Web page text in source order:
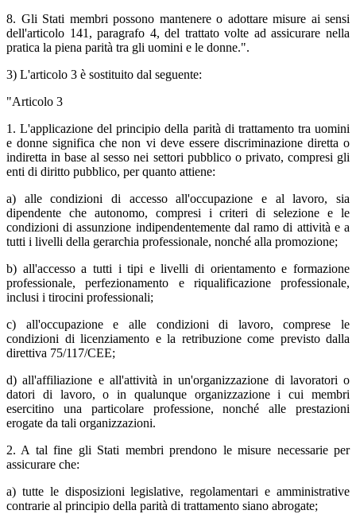
8. Gli Stati membri possono mantenere o adottare misure ai sensi
dell'articolo 141, paragrafo 4, del trattato volte ad assicurare nella
pratica la piena parità tra gli uomini e le donne.".
3) L'articolo 3 è sostituito dal seguente:
"Articolo 3
1. L'applicazione del principio della parità di trattamento tra uomini
e donne significa che non vi deve essere discriminazione diretta o
indiretta in base al sesso nei settori pubblico o privato, compresi gli
enti di diritto pubblico, per quanto attiene:
a) alle condizioni di accesso all'occupazione e al lavoro, sia
dipendente che autonomo, compresi i criteri di selezione e le
condizioni di assunzione indipendentemente dal ramo di attività e a
tutti i livelli della gerarchia professionale, nonché alla promozione;
b) all'accesso a tutti i tipi e livelli di orientamento e formazione
professionale, perfezionamento e riqualificazione professionale,
inclusi i tirocini professionali;
c) all'occupazione e alle condizioni di lavoro, comprese le
condizioni di licenziamento e la retribuzione come previsto dalla
direttiva 75/117/CEE;
d) all'affiliazione e all'attività in un'organizzazione di lavoratori o
datori di lavoro, o in qualunque organizzazione i cui membri
esercitino una particolare professione, nonché alle prestazioni
erogate da tali organizzazioni.
2. A tal fine gli Stati membri prendono le misure necessarie per
assicurare che:
a) tutte le disposizioni legislative, regolamentari e amministrative
contrarie al principio della parità di trattamento siano abrogate;